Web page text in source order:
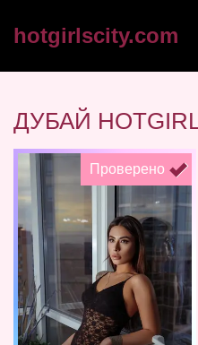
hotgirlscity.com
ДУБАЙ
Проверено